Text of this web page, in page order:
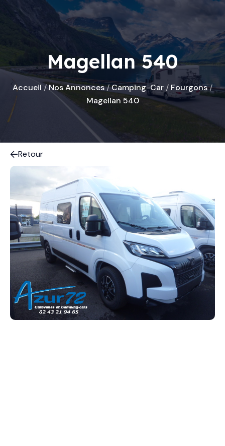
Magellan 540
Accueil /Nos Annonces/Camping-Car / Fourgons/
Magellan 540
Retour